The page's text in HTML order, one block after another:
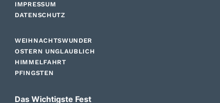
IMPRESSUM
DATENSCHUTZ
WEIHNACHTSWUNDER
OSTERN UNGLAUBLICH
HIMMELFAHRT
PFINGSTEN
Das Wichtigste Fest